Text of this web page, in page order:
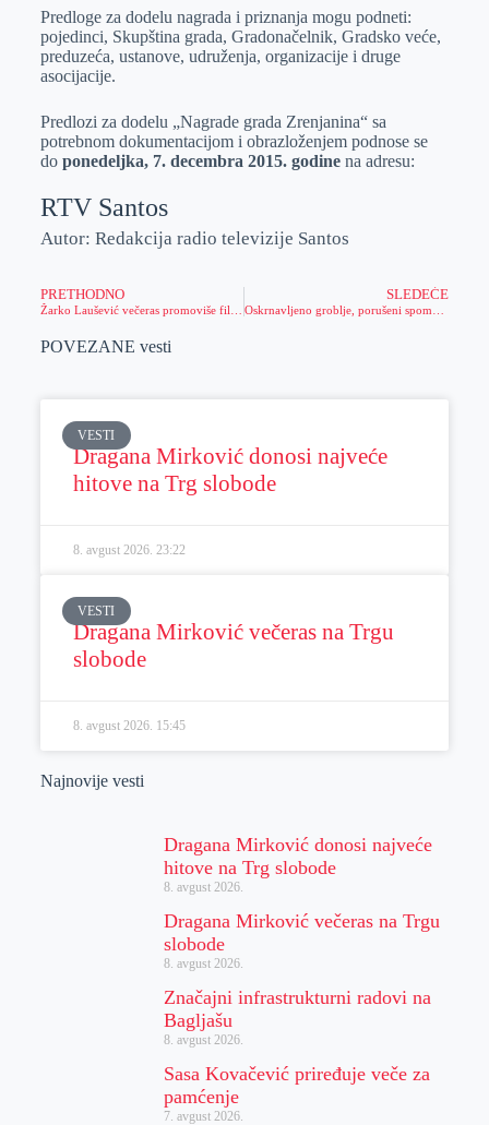
Predloge za dodelu nagrada i priznanja mogu podneti:
pojedinci, Skupština grada, Gradonačelnik, Gradsko veće,
preduzeća, ustanove, udruženja, organizacije i druge
asocijacije.
Predlozi za dodelu „Nagrade grada Zrenjanina“ sa
potrebnom dokumentacijom i obrazloženjem podnose se
do ponedeljka, 7. decembra 2015. godinena adresu:
RTV Santos
Autor: Redakcija radio televizije Santos
PRETHODNO SLEDEĆE
POVEZANE vesti
VESTI
Dragana Mirković donosi najveće
hitove na Trg slobode
8. avgust 2026. 23:22
VESTI
Dragana Mirković večeras na Trgu
slobode
8. avgust 2026. 15:45
Najnovije vesti
Dragana Mirković donosi najveće
hitove na Trg slobode
8. avgust 2026.
Dragana Mirković večeras na Trgu
slobode
8. avgust 2026.
Značajni infrastrukturni radovi na
Bagljašu
8. avgust 2026.
Sasa Kovačević priređuje veče za
pamćenje
7. avgust 2026.